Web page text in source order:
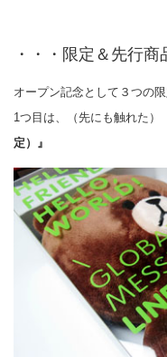
・・・限定＆先行
オープン記念として３つの
1つ目は、（先にも触れた）
定）』